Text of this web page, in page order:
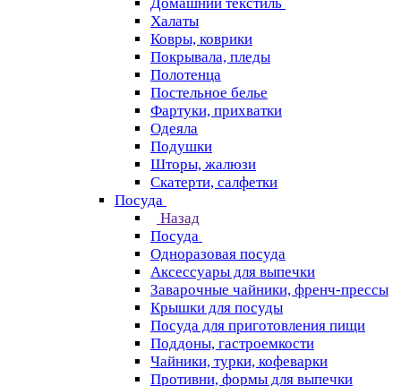
Халаты
Ковры, коврики
Покрывала, пледы
Полотенца
Постельное белье
Фартуки, прихватки
Одеяла
Подушки
Шторы, жалюзи
Скатерти, салфетки
Посуда
Назад
Посуда
Одноразовая посуда
Аксессуары для выпечки
Заварочные чайники, френч-прессы
Крышки для посуды
Посуда для приготовления пищи
Поддоны, гастроемкости
Чайники, турки, кофеварки
Противни, формы для выпечки